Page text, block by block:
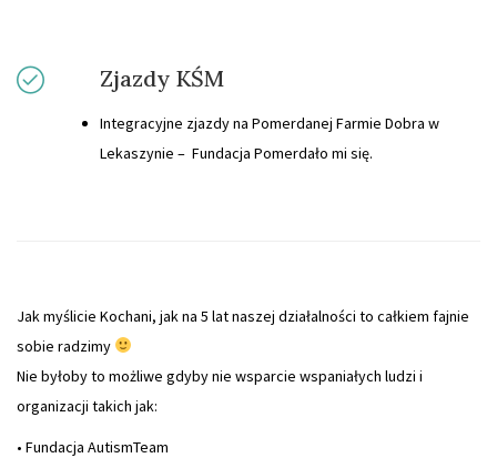
Zjazdy KŚM
Integracyjne zjazdy na Pomerdanej Farmie Dobra w
Lekaszynie – Fundacja Pomerdało mi się.
Jak myślicie Kochani, jak na 5 lat naszej działalności to całkiem fajnie
sobie radzimy
Nie byłoby to możliwe gdyby nie wsparcie wspaniałych ludzi i
organizacji takich jak:
• Fundacja AutismTeam